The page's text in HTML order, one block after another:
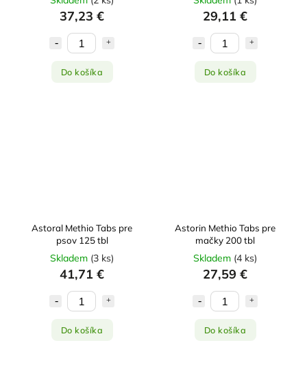
37,23 €
Do košíka
29,11 €
Do košíka
Astoral Methio Tabs pre
psov 125 tbl
Skladem (3 ks)
41,71 €
Do košíka
Astorin Methio Tabs pre
mačky 200 tbl
Skladem (4 ks)
27,59 €
Do košíka